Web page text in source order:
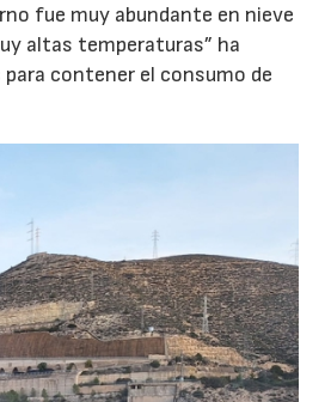
fue muy abundante en nieve
altas temperaturas” ha
contener el consumo de